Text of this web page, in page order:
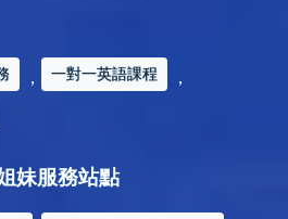
， 一對一英語課程 ，
妹服務站點